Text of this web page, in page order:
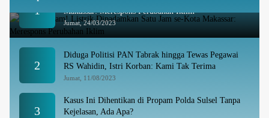
1
Makassar: Merespons Perubahan Iklim
Jumat, 24/03/2023
2
Diduga Politisi PAN Tabrak hingga Tewas Pegawai
RS Wahidin, Istri Korban: Kami Tak Terima
Jumat, 11/08/2023
3
Kasus Ini Dihentikan di Propam Polda Sulsel Tanpa
Kejelasan, Ada Apa?